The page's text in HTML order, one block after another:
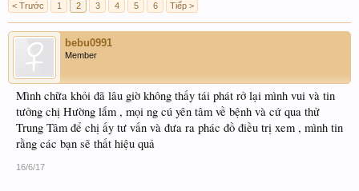
< Trước 1 2 3 4 5 6 Tiếp >
bebu0991
Member
Mình chữa khỏi đã lâu giờ không thấy tái phát rở lại mình vui và tin
tưởng chị Hường lắm , mọi ng cú yên tâm về bệnh và cứ qua thử
Trung Tâm để chị ấy tư vấn và đưa ra phác đồ điều trị xem , mình tin
rằng các bạn sẽ thất hiệu quả
16/6/17